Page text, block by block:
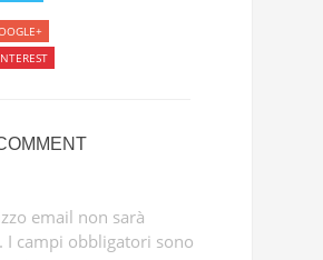
email non sarà
I campi obbligatori sono